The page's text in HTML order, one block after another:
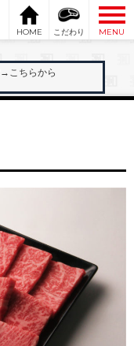
HOME こだわり
MENU
→こちらから